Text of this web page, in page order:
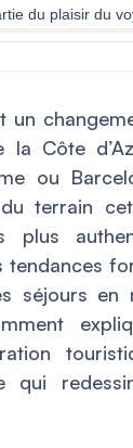
du plaisir du
un
la Côte
ou
terrain
plus
séjours en
qui